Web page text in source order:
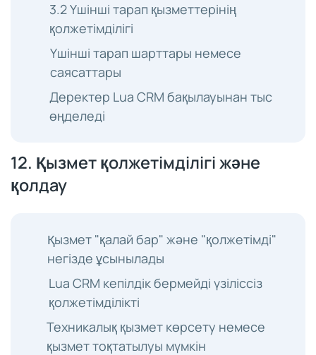
3.2 Үшінші тарап қызметтерінің
қолжетімділігі
Үшінші тарап шарттары немесе
саясаттары
Деректер Lua CRM бақылауынан тыс
өңделеді
12. Қызмет қолжетімділігі және
қолдау
Қызмет "қалай бар" және "қолжетімді"
негізде ұсынылады
Lua CRM кепілдік бермейді үзіліссіз
қолжетімділікті
Техникалық қызмет көрсету немесе
қызмет тоқтатылуы мүмкін